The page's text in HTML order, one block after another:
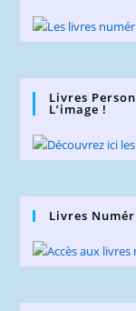
Livres
L’image !
Livres